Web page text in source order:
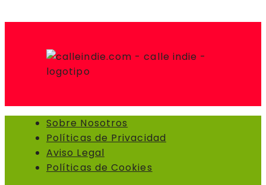
Sobre Nosotros
Políticas de Privacidad
Aviso Legal
Políticas de Cookies